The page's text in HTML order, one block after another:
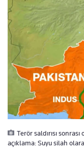
Terör saldırısı
açıklama: Suyu silah